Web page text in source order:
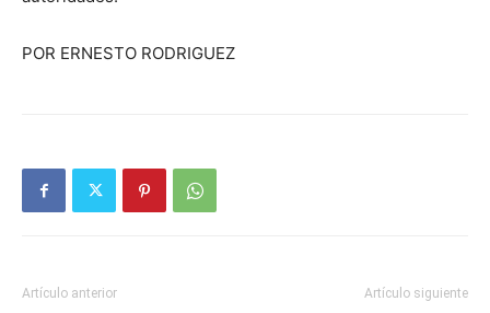
POR ERNESTO RODRIGUEZ
Artículo anterior Artículo siguiente